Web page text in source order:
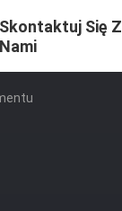
Skontaktuj Się Z
Nami